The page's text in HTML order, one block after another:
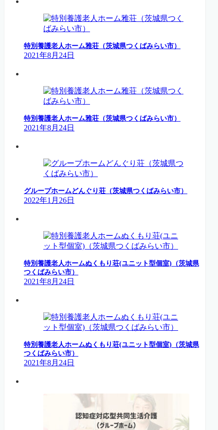
特別養護老人ホーム雅荘（茨城県つくばみらい市）
2021年8月24日
特別養護老人ホーム雅荘（茨城県つくばみらい市）
2021年8月24日
グループホームどんぐり荘（茨城県つくばみらい市）
2022年1月26日
特別養護老人ホームぬくもり荘(ユニット型個室)（茨城県
つくばみらい市）
2021年8月24日
特別養護老人ホームぬくもり荘(ユニット型個室)（茨城県
つくばみらい市）
2021年8月24日